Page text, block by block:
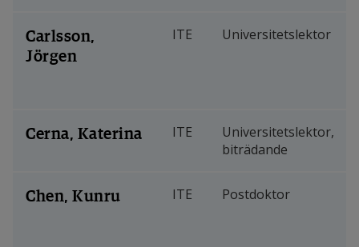
Carlsson,
Jörgen
ITE Universitetslektor
Cerna, Katerina ITE
Universitetslektor,
biträdande
Chen, Kunru ITE Postdoktor